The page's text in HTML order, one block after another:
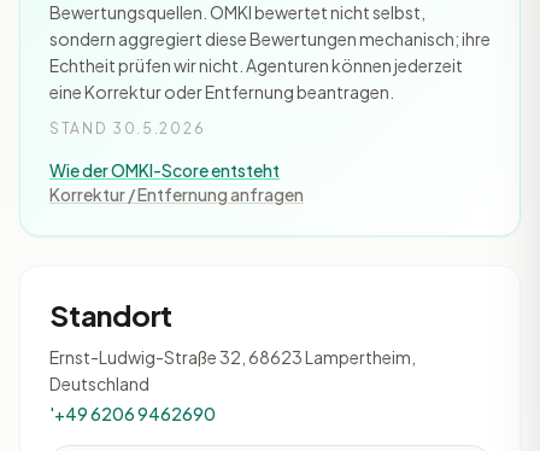
Bewertungsquellen. OMKI bewertet nicht selbst,
sondern aggregiert diese Bewertungen mechanisch; ihre
Echtheit prüfen wir nicht. Agenturen können jederzeit
eine Korrektur oder Entfernung beantragen.
STAND 30.5.2026
Wie der OMKI-Score entsteht
Korrektur / Entfernung anfragen
Standort
Ernst-Ludwig-Straße 32, 68623 Lampertheim,
Deutschland
'+49 6206 9462690